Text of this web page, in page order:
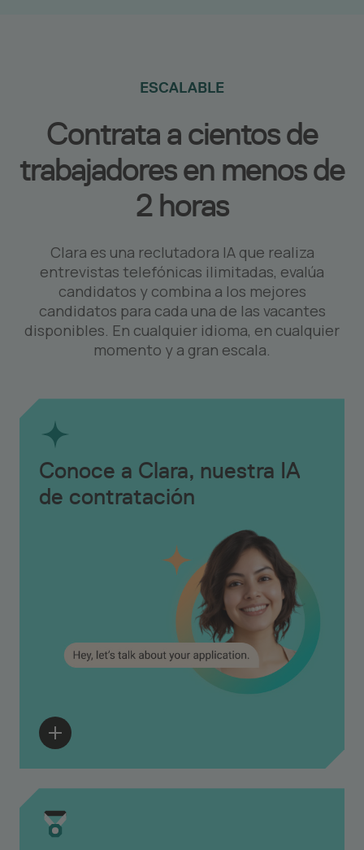
Contrata a cientos de
trabajadores en menos de
2 horas
ESCALABLE
Clara es una reclutadora IA que realiza
entrevistas telefónicas ilimitadas, evalúa
candidatos y combina a los mejores
candidatos para cada una de las vacantes
disponibles. En cualquier idioma, en cualquier
momento y a gran escala.
Conoce a Clara, nuestra IA
de contratación